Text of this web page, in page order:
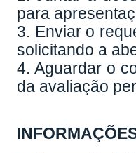
para
3. Enviar o
solicitando a
4. Aguardar o
da avaliação